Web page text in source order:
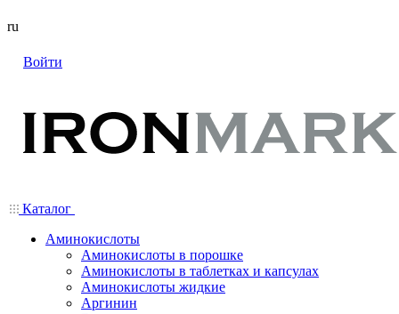
ru
Войти
Каталог
Аминокислоты
Аминокислоты в порошке
Аминокислоты в таблетках и капсулах
Аминокислоты жидкие
Аргинин